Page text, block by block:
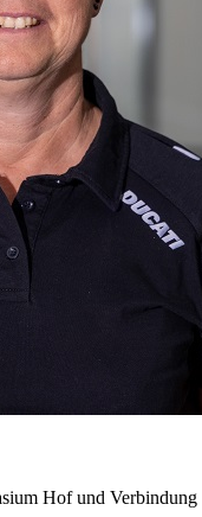
Hof und Verbindung